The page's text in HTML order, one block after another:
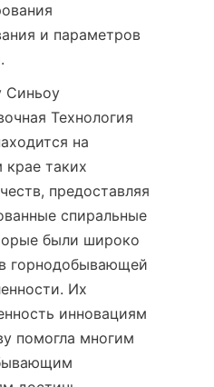
и параметров
Синьоу
Технология
на
крае таких
предоставляя
спиральные
были широко
горнодобывающей
Их
инновациям
помогла многим